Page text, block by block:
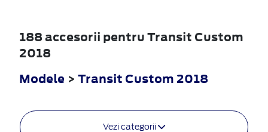
188 accesorii pentru Transit Custom
2018
Modele > Transit Custom 2018
Vezi categorii